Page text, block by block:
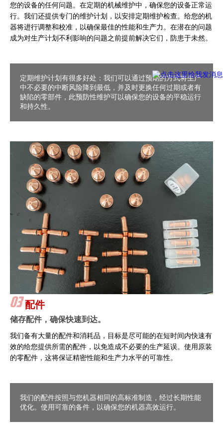
您的设备的任何问题。在定期的机械维护中，确保您的设备正常运
行。我们还提供专门的维护计划，以安排定期维护检查。给您的机
器将进行调整和校准，以确保最佳的性能和生产力。在潜在的问题
成为对生产计划不利影响的问题之前提前解决它们，防患于未然。
定期维护计划有很多好处：我们可以通过预期的方式将生产
中不必要的中断风险降到最低，并及时更换任何过期或者有
缺陷的零部件，此预防性维护可以确保您的设备的平稳运行
和持久性。
配件
储存配件，确保快速到达。
我们备有大量的配件和消耗品，目标是尽可能的在短时间内快速有
效的给您提供所需的配件，以免造成不必要的生产延误。使用原装
的零配件，这将保证精密性能和生产力水平的可靠性。
我们的配件按照与您机器相同的高标准制造，经过长期性能
优化。使用可靠的备件，以确保您的机器高效运行。